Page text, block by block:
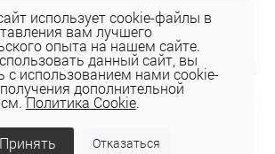
использует cookie-файлы в
вам лучшего
опыта на нашем сайте.
данный сайт, вы
с использованием нами cookie-
дополнительной
см.Политика Cookie.
Принять Отказаться